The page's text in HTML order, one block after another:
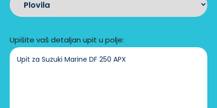
Upišite vaš detaljan upit u polje: